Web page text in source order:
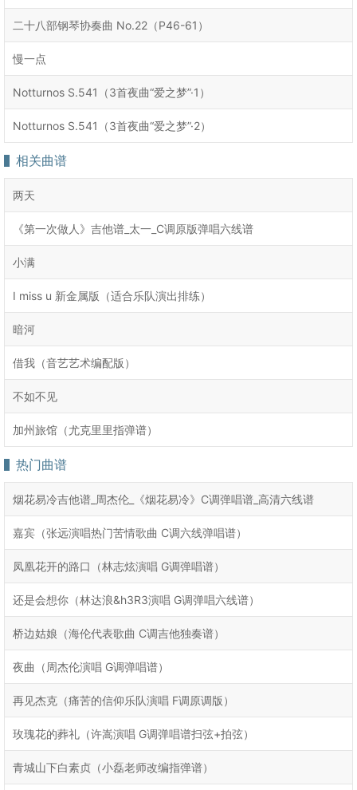
二十八部钢琴协奏曲 No.22（P46-61）
慢一点
Notturnos S.541（3首夜曲“爱之梦”·1）
Notturnos S.541（3首夜曲“爱之梦”·2）
相关曲谱
两天
《第一次做人》吉他谱_太一_C调原版弹唱六线谱
小满
I miss u 新金属版（适合乐队演出排练）
暗河
借我（音艺艺术编配版）
不如不见
加州旅馆（尤克里里指弹谱）
热门曲谱
烟花易冷吉他谱_周杰伦_《烟花易冷》C调弹唱谱_高清六线谱
嘉宾（张远演唱热门苦情歌曲 C调六线弹唱谱）
凤凰花开的路口（林志炫演唱 G调弹唱谱）
还是会想你（林达浪&h3R3演唱 G调弹唱六线谱）
桥边姑娘（海伦代表歌曲 C调吉他独奏谱）
夜曲（周杰伦演唱 G调弹唱谱）
再见杰克（痛苦的信仰乐队演唱 F调原调版）
玫瑰花的葬礼（许嵩演唱 G调弹唱谱扫弦+拍弦）
青城山下白素贞（小磊老师改编指弹谱）